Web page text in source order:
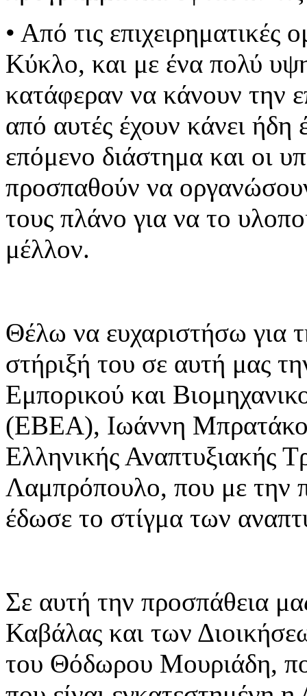
• Από τις επιχειρηματικές
Κύκλο, και με ένα πολύ
κατάφεραν να κάνουν την
από αυτές έχουν κάνει
επόμενο διάστημα και οι
προσπαθούν να
τους πλάνο για να το
μέλλον.
Θέλω να ευχαριστήσω για
στήριξή του σε αυτή μας
Εμπορικού και
(ΕΒΕΑ), Ιωάννη
Ελληνικής Αναπτυξιακής
Λαμπρόπουλο, που με την
έδωσε το στίγμα των
Σε αυτή την προσπάθεια
Καβάλας και των
του Θόδωρου Μουριάδη,